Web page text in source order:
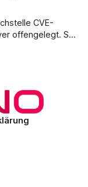
CVE-
offengelegt. Sie
präparierte